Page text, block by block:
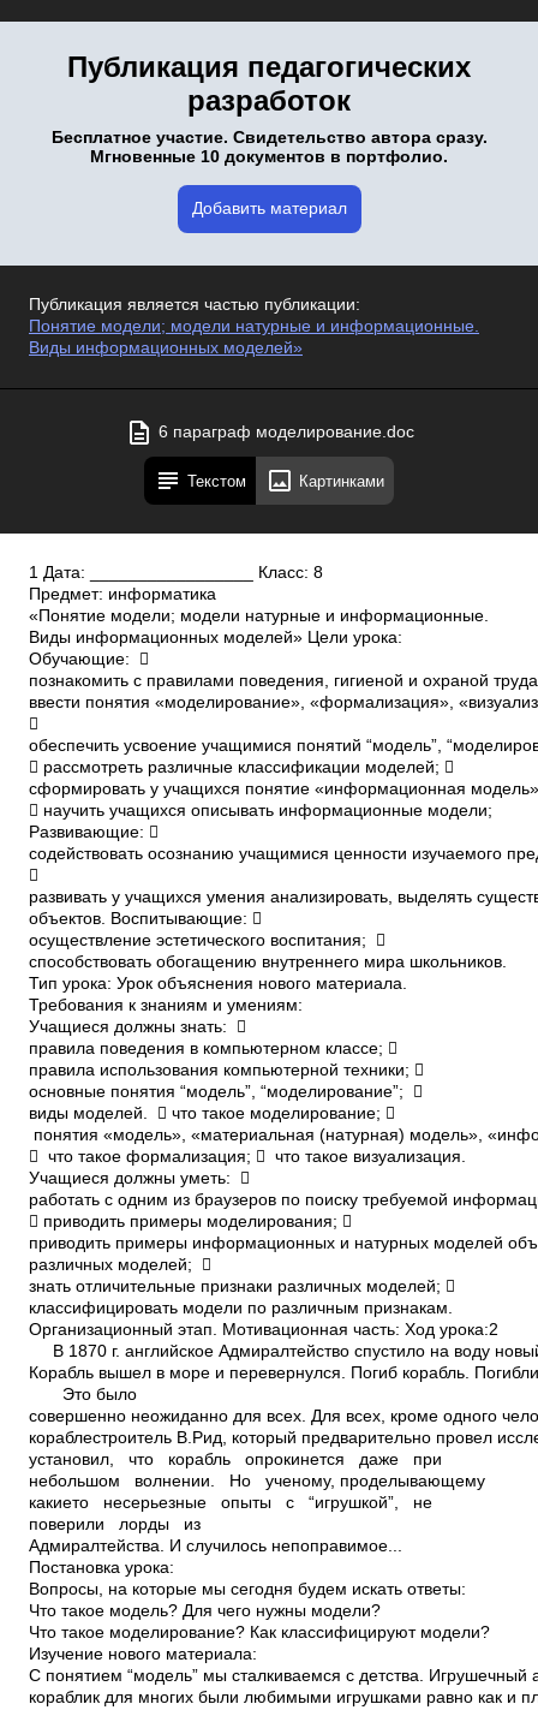
Публикация педагогических
разработок
Бесплатное участие. Свидетельство автора сразу.
Мгновенные 10 документов в портфолио.
Добавить материал
Публикация является частью публикации:
Понятие модели; модели натурные и информационные.
Виды информационных моделей»
6 параграф моделирование.doc
Текстом Картинками
1 Дата: _________________ Класс: 8
Предмет: информатика
«Понятие модели; модели натурные и информационные.
Виды информационных моделей» Цели урока:
Обучающие: 
познакомить с правилами поведения, гигиеной и охраной
ввести понятия «моделирование», «формализация»,

обеспечить усвоение учащимися понятий “модель”,
 рассмотреть различные классификации моделей; 
сформировать у учащихся понятие «информационная
 научить учащихся описывать информационные модели;
Развивающие: 
содействовать осознанию учащимися ценности изучаемого

развивать у учащихся умения анализировать, выделять
объектов. Воспитывающие: 
осуществление эстетического воспитания; 
способствовать обогащению внутреннего мира школьников.
Тип урока: Урок объяснения нового материала.
Требования к знаниям и умениям:
Учащиеся должны знать: 
правила поведения в компьютерном классе; 
правила использования компьютерной техники; 
основные понятия “модель”, “моделирование”; 
виды моделей.  что такое моделирование; 
понятия «модель», «материальная (натурная) модель»,
 что такое формализация;  что такое визуализация.
Учащиеся должны уметь: 
работать с одним из браузеров по поиску требуемой
 приводить примеры моделирования; 
приводить примеры информационных и натурных моделей
различных моделей; 
знать отличительные признаки различных моделей; 
классифицировать модели по различным признакам.
Организационный этап. Мотивационная часть: Ход урока:2
В 1870 г. английское Адмиралтейство спустило на воду
Корабль вышел в море и перевернулся. Погиб корабль.
Это было
совершенно неожиданно для всех. Для всех, кроме одного
кораблестроитель В.Рид, который предварительно провел
установил, что корабль опрокинется даже при
небольшом волнении. Но ученому, проделывающему
какие­то несерьезные опыты с “игрушкой”, не
поверили лорды из
Адмиралтейства. И случилось непоправимое...
Постановка урока:
Вопросы, на которые мы сегодня будем искать ответы:
Что такое модель? Для чего нужны модели?
Что такое моделирование? Как классифицируют модели?
Изучение нового материала:
С понятием “модель” мы сталкиваемся с детства.
кораблик для многих были любимыми игрушками равно как и